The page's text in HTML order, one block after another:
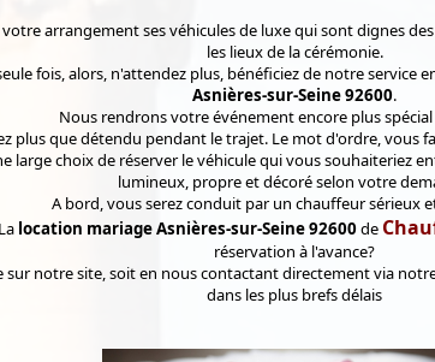
arrangement ses véhicules de luxe qui sont dignes
les lieux de la cérémonie.
fois, alors, n'attendez plus, bénéficiez de notre service
Asnières-sur-Seine 92600.
Nous rendrons votre événement encore plus
plus que détendu pendant le trajet. Le mot d'ordre, vous
large choix de réserver le véhicule qui vous souhaiteriez
lumineux, propre et décoré selon votre
A bord, vous serez conduit par un chauffeur sérieux
location mariage Asnières-sur-Seine 92600de
réservation à l'avance?
sur notre site, soit en nous contactant directement via
dans les plus brefs délais